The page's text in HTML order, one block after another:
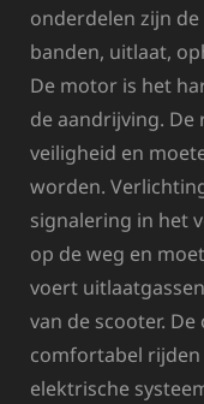
onderdelen zijn
banden, uitlaat,
De motor is het
de aandrijving. De
veiligheid en
worden.
signalering in het
op de weg en
voert
van de scooter.
comfortabel
elektrische